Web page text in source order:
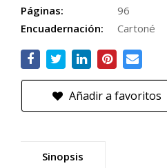
Páginas:
96
Encuadernación:
Cartoné
Añadir a favoritos
Sinopsis